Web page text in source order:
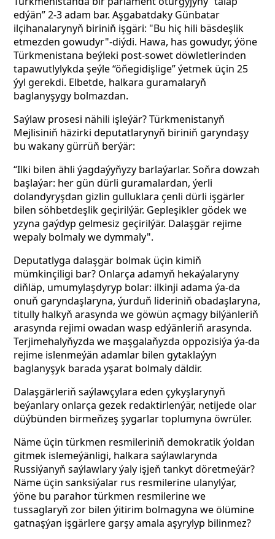
edýän” 2-3 adam bar. Aşgabatdaky Günbatar
ilçihanalarynyň biriniň işgäri: "Bu hiç hili bäsdeşlik
etmezden gowudyr"-diýdi. Hawa, has gowudyr, ýöne
Türkmenistana beýleki post-sowet döwletlerinden
tapawutlylykda şeýle “öňegidişlige” ýetmek üçin 25
ýyl gerekdi. Elbetde, halkara guramalaryň
baglanyşygy bolmazdan.
Saýlaw prosesi nähili işleýär? Türkmenistanyň
Mejlisiniň häzirki deputatlarynyň biriniň garyndaşy
bu wakany gürrüň berýär:
“Ilki bilen ähli ýagdaýyňyzy barlaýarlar. Soňra dowzah
başlaýar: her gün dürli guramalardan, ýerli
dolandyryşdan gizlin gulluklara çenli dürli işgärler
bilen söhbetdeşlik geçirilýär. Gepleşikler gödek we
yzyna gaýdyp gelmesiz geçirilýär. Dalaşgär rejime
wepaly bolmaly we dymmaly".
Deputatlyga dalaşgär bolmak üçin kimiň
mümkinçiligi bar? Onlarça adamyň hekaýalaryny
diňläp, umumylaşdyryp bolar: ilkinji adama ýa-da
onuň garyndaşlaryna, ýurduň lideriniň obadaşlaryna,
titully halkyň arasynda we göwün açmagy bilýänleriň
arasynda rejimi owadan wasp edýänleriň arasynda.
Terjimehalyňyzda we maşgalaňyzda oppozisiýa ýa-da
rejime islenmeýän adamlar bilen gytaklaýyn
baglanyşyk barada yşarat bolmaly däldir.
Dalaşgärleriň saýlawçylara eden çykyşlarynyň
beýanlary onlarça gezek redaktirlenýär, netijede olar
düýbünden birmeňzeş şygarlar toplumyna öwrüler.
Näme üçin türkmen resmileriniň demokratik ýoldan
gitmek islemeýänligi, halkara saýlawlarynda
Russiýanyň saýlawlary ýaly işjeň tankyt döretmeýär?
Näme üçin sanksiýalar rus resmilerine ulanylýar,
ýöne bu parahor türkmen resmilerine we
tussaglaryň zor bilen ýitirim bolmagyna we ölümine
gatnaşýan işgärlere garşy amala aşyrylyp bilinmez?